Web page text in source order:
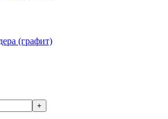
(графит)
+